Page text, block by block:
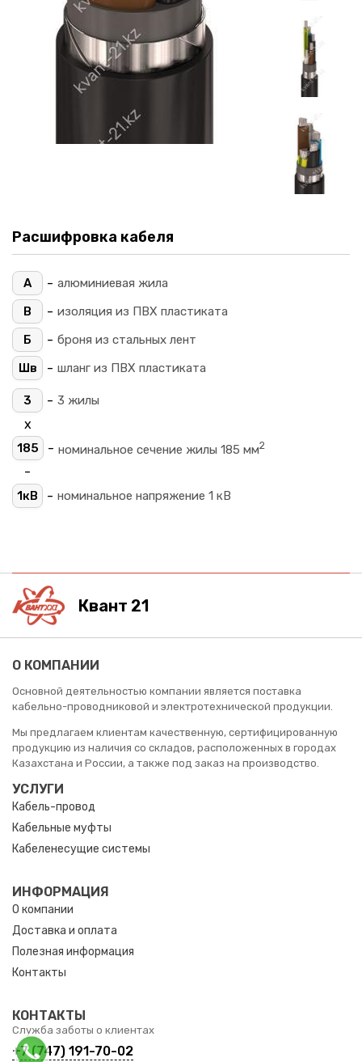
Расшифровка кабеля
А - алюминиевая жила
В
- изоляция из ПВХ пластиката
Б
- броня из стальных лент
Шв
- шланг из ПВХ пластиката
3 - 3 жилы
х
185 - номинальное сечение жилы 185 мм2
-
1кВ - номинальное напряжение 1 кВ
Квант 21
О КОМПАНИИ
Основной деятельностью компании является поставка
кабельно-проводниковой и электротехнической продукции.
Мы предлагаем клиентам качественную, сертифицированную
продукцию из наличия со складов, расположенных в городах
Казахстана и России, а также под заказ на производство.
УСЛУГИ
Кабель-провод
Кабельные муфты
Кабеленесущие системы
ИНФОРМАЦИЯ
О компании
Доставка и оплата
Полезная информация
Контакты
КОНТАКТЫ
Служба заботы о клиентах
+7 (747) 191-70-02